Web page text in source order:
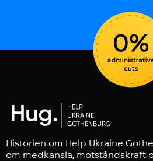
Historien om Help Ukraine
om medkänsla, motståndskraft